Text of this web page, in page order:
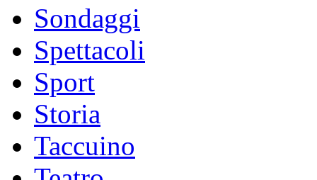
Sondaggi
Spettacoli
Sport
Storia
Taccuino